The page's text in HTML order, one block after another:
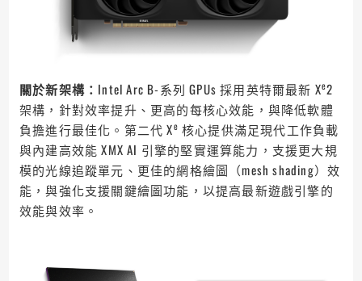
關於新架構： Intel Arc B-系列 GPUs 採用英特爾最新 Xe2
架構，針對效率提升、更高的每核心效能，與降低軟體
負擔進行最佳化。第二代 Xe 核心提供滿足現代工作負載
與內建高效能 XMX AI 引擎的堅實運算能力，支援更大規
模的光線追蹤單元、更佳的網格繪圖（mesh shading）效
能，與強化支援關鍵繪圖功能，以提高最新遊戲引擎的
效能與效率。